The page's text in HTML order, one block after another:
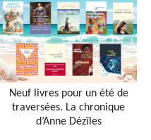
Neuf livres pour un été de
traversées. La chronique
d’Anne Dézîles